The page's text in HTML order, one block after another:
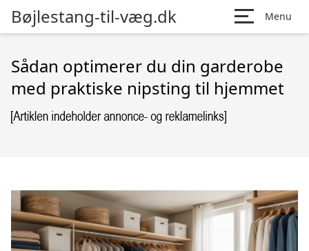
Bøjlestang-til-væg.dk Menu
Sådan optimerer du din garderobe
med praktiske nipsting til hjemmet